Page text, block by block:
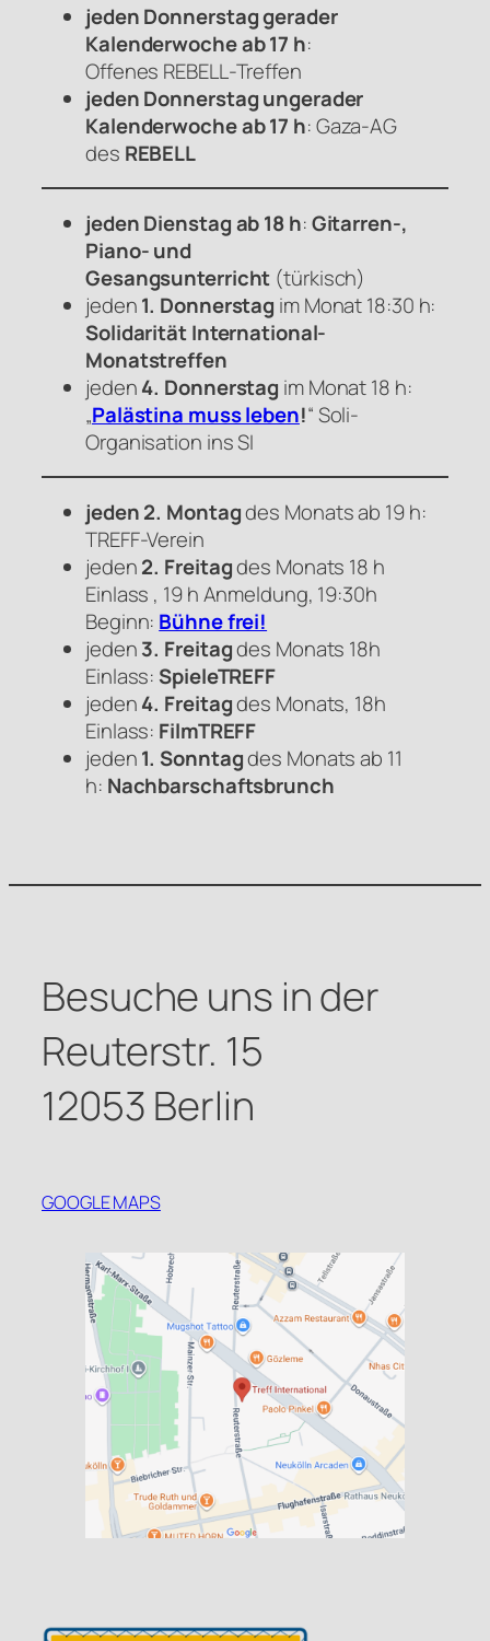
jeden Donnerstag gerader
Kalenderwoche ab 17 h:
Offenes REBELL-Treffen
jeden Donnerstag ungerader
Kalenderwoche ab 17 h: Gaza-AG
des REBELL
jeden Dienstag ab 18 h:Gitarren-,
Piano- und
Gesangsunterricht (türkisch)
jeden1. Donnerstag im Monat 18:30 h:
Solidarität International-
Monatstreffen
jeden4. Donnerstag im Monat 18 h:
„Palästina muss leben!“ Soli-
Organisation ins SI
jeden 2. Montagdes Monats ab 19 h:
TREFF-Verein
jeden2. Freitagdes Monats 18 h
Einlass , 19 h Anmeldung, 19:30h
Beginn: Bühne frei!
jeden3. Freitagdes Monats 18h
Einlass:SpieleTREFF
jeden4. Freitagdes Monats, 18h
Einlass: FilmTREFF
jeden1. Sonntagdes Monats ab 11
h: Nachbarschaftsbrunch
Besuche uns in der
Reuterstr. 15
12053 Berlin
GOOGLE MAPS